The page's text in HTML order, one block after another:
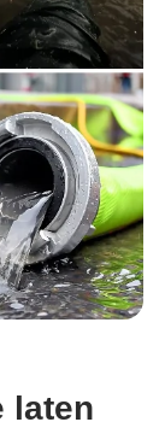
laten